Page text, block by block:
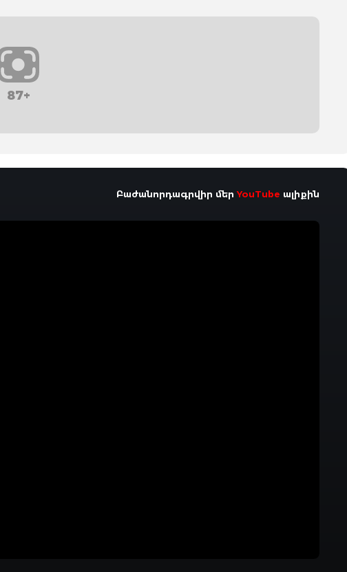
87+
Բաժանորդագրվիր մերYouTube ալիքին